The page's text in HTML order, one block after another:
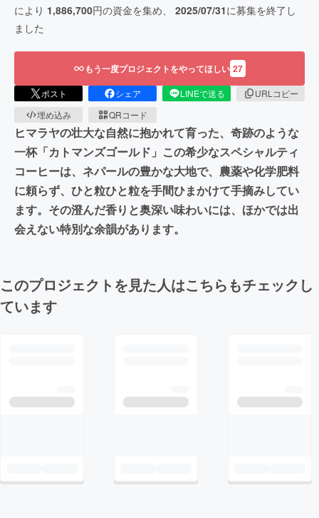
により 1,886,700円の資金を集め、 2025/07/31に募集を終了し
ました
もう一度プロジェクトをやってほしい 27
ポスト シェア LINEで送る
URLコピー
埋め込み
QRコード
ヒマラヤの壮大な自然に抱かれて育った、奇跡のような
一杯「カトマンズゴールド」この希少なスペシャルティ
コーヒーは、ネパールの豊かな大地で、農薬や化学肥料
に頼らず、ひと粒ひと粒を手間ひまかけて手摘みしてい
ます。その澄んだ香りと奥深い味わいには、ほかでは出
会えない特別な余韻があります。
このプロジェクトを見た人はこちらもチェックし
ています